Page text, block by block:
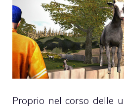
Proprio nel corso delle